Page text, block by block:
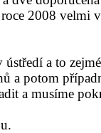
2008 velmi
a to
a potom
a musíme